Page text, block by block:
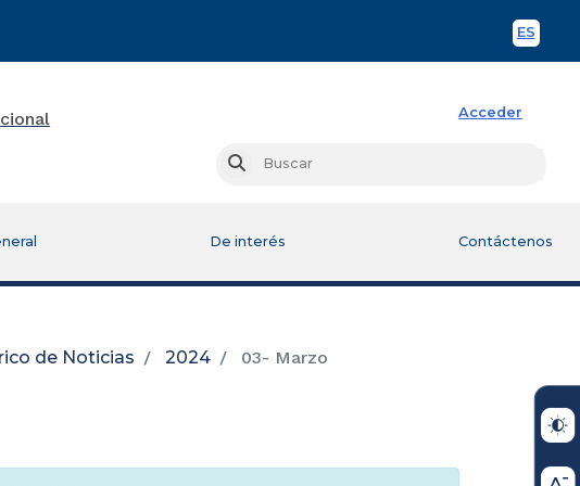
ES
Acceder
Buscar
De interés Contáctenos
de Noticias 2024 03- Marzo